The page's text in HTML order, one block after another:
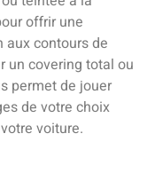
offrir une
contours de
un covering total ou
permet de jouer
de votre choix
voiture.